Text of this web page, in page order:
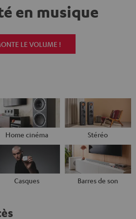
en musique
LE VOLUME !
Home cinéma Stéréo
Casques Barres de son